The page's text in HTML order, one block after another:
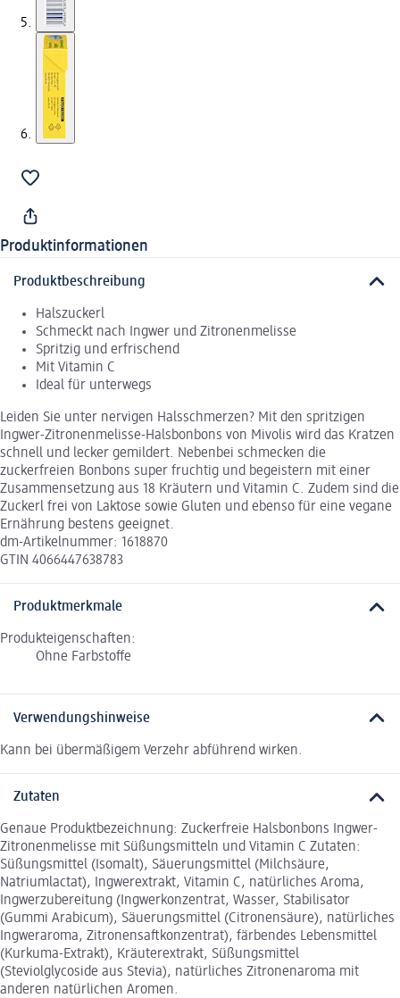
Produktinformationen
Produktbeschreibung
Halszuckerl
Schmeckt nach Ingwer und Zitronenmelisse
Spritzig und erfrischend
Mit Vitamin C
Ideal für unterwegs
Leiden Sie unter nervigen Halsschmerzen? Mit den spritzigen
Ingwer-Zitronenmelisse-Halsbonbons von Mivolis wird das Kratzen
schnell und lecker gemildert. Nebenbei schmecken die
zuckerfreien Bonbons super fruchtig und begeistern mit einer
Zusammensetzung aus 18 Kräutern und Vitamin C. Zudem sind die
Zuckerl frei von Laktose sowie Gluten und ebenso für eine vegane
Ernährung bestens geeignet.
dm-Artikelnummer: 1618870
GTIN 4066447638783
Produktmerkmale
Produkteigenschaften:
Ohne Farbstoffe
Verwendungshinweise
Kann bei übermäßigem Verzehr abführend wirken.
Zutaten
Genaue Produktbezeichnung: Zuckerfreie Halsbonbons Ingwer-
Zitronenmelisse mit Süßungsmitteln und Vitamin C Zutaten:
Süßungsmittel (Isomalt), Säuerungsmittel (Milchsäure,
Natriumlactat), Ingwerextrakt, Vitamin C, natürliches Aroma,
Ingwerzubereitung (Ingwerkonzentrat, Wasser, Stabilisator
(Gummi Arabicum), Säuerungsmittel (Citronensäure), natürliches
Ingweraroma, Zitronensaftkonzentrat), färbendes Lebensmittel
(Kurkuma-Extrakt), Kräuterextrakt, Süßungsmittel
(Steviolglycoside aus Stevia), natürliches Zitronenaroma mit
anderen natürlichen Aromen.